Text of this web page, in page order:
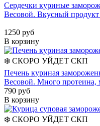
Сердечки куриные
Весовой. Вкусный
1250 руб
В корзину
❄️ СКОРО УЙДЕТ СКП
Печень куриная
Весовой. Много протеина,
790 руб
В корзину
❄️ СКОРО УЙДЕТ СКП